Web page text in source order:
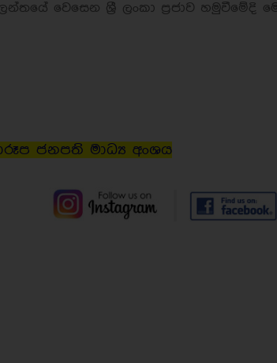
වෙසෙන ශ්‍රී ලංකා ප්‍රජාව හමුවීමේදි
ජනපති මාධ්‍ය අංශය